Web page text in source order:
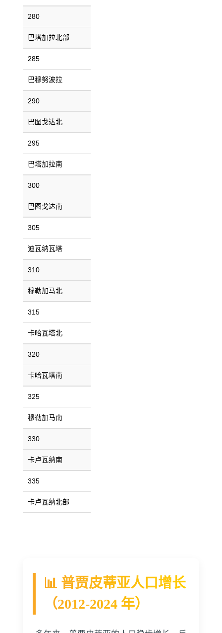
280
巴塔加拉北部
285
巴穆努波拉
290
巴图戈达北
295
巴塔加拉南
300
巴图戈达南
305
迪瓦纳瓦塔
310
穆勒加马北
315
卡哈瓦塔北
320
卡哈瓦塔南
325
穆勒加马南
330
卡卢瓦纳南
335
卡卢瓦纳北部
📊 普贾皮蒂亚人口增长
（2012-2024 年）